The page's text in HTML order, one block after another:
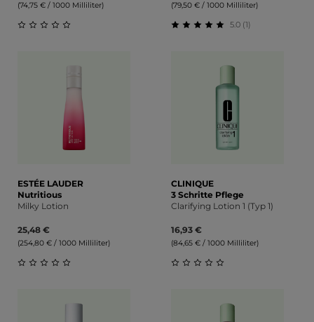
(74,75 € / 1000 Milliliter) (79,50 € / 1000 Milliliter)
5.0 (1)
ESTÉE LAUDER
Nutritious
Milky Lotion
25,48 €
(254,80 € / 1000 Milliliter)
CLINIQUE
3 Schritte Pflege
Clarifying Lotion 1 (Typ 1)
16,93 €
(84,65 € / 1000 Milliliter)